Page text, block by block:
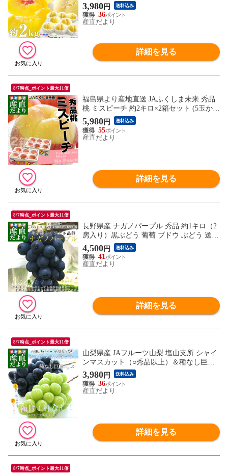
3,980円 送料込み
36
産直だより
詳細を見る
8/7時点_ポイント最大11倍
福島県より産地直送 JAふくしま未来 秀品
桃 ミスピーチ 約2キロ×2箱セット (5玉から
6玉×2箱)送料無料 もも 桃 お中元 ギフト
5,980円 送料込み
55
産直だより
詳細を見る
8/7時点_ポイント最大11倍
長野県産 ナガノパープル 秀品 約1キロ（2
房入り）黒ぶどう 葡萄 ブドウ ぶどう 送料
無料 クール便
4,500円 送料込み
41
産直だより
詳細を見る
8/7時点_ポイント最大11倍
山梨県産 JAフルーツ山梨 塩山支所 シャイ
ンマスカット（○秀品以上）＆種なし巨峰
（秀品） 2Lサイズ以上 各1房 合計1キロ以
上 送料無料 ぶどう 葡萄 ブドウ ぶどうセ
ット
3,980円 送料込み
36
産直だより
詳細を見る
8/7時点_ポイント最大11倍